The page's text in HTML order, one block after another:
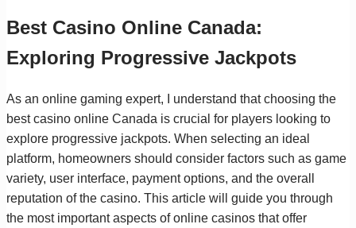
Best Casino Online Canada:
Exploring Progressive Jackpots
As an online gaming expert, I understand that choosing the
best casino online Canada is crucial for players looking to
explore progressive jackpots. When selecting an ideal
platform, homeowners should consider factors such as game
variety, user interface, payment options, and the overall
reputation of the casino. This article will guide you through
the most important aspects of online casinos that offer